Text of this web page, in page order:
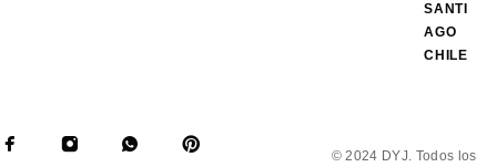
SANTI
AGO
CHILE
© 2024 DYJ. Todos los